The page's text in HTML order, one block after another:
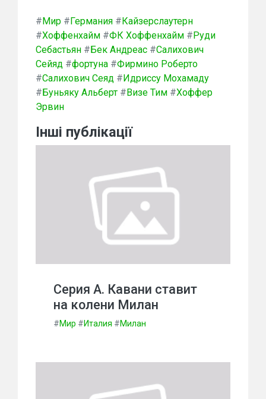
#Мир #Германия #Кайзерслаутерн
#Хоффенхайм #ФК Хоффенхайм #Руди
Себастьян #Бек Андреас #Салихович
Сейяд #фортуна #Фирмино Роберто
#Салихович Сеяд #Идриссу Мохамаду
#Буньяку Альберт #Визе Тим #Хоффер
Эрвин
Інші публікації
Серия А. Кавани ставит
на колени Милан
#Мир #Италия #Милан